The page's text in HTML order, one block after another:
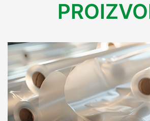
ambalažu
U Variplastu kontinuirano radimo na
prihvatljive ambalaže koja smanjuje
Kroz inovacije i reciklažne procese,
koja podržavaju održivu budućnost
kvalitetu.